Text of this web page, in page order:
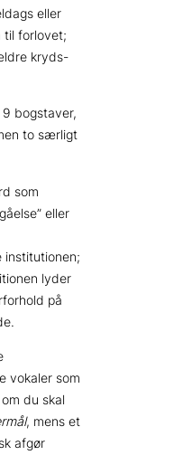
eller
til forlovet;
kryds-
bogstaver,
to særligt
som
eller
institutionen;
lyder
på
vokaler som
du skal
, mens et
afgør